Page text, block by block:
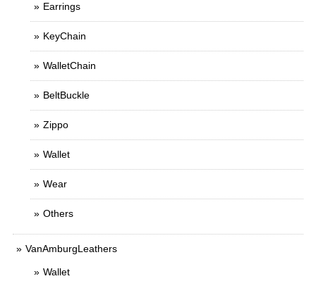
Earrings
KeyChain
WalletChain
BeltBuckle
Zippo
Wallet
Wear
Others
VanAmburgLeathers
Wallet